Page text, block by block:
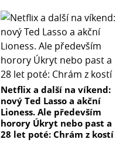
Netflix a další na víkend:
nový Ted Lasso a akční
Lioness. Ale především
horory Úkryt nebo past a
28 let poté: Chrám z kostí